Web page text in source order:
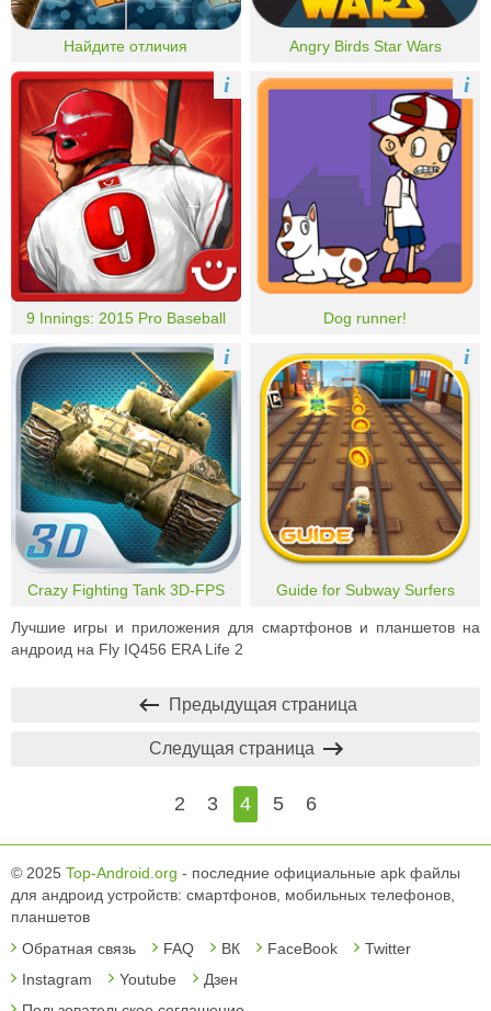
Найдите отличия Angry Birds Star Wars
9 Innings: 2015 Pro Baseball
i
Dog runner!
i
Crazy Fighting Tank 3D-FPS
i
Guide for Subway Surfers
i
Лучшие игры и приложения для смартфонов и планшетов на
андроид на Fly IQ456 ERA Life 2
Предыдущая страница
2 3 4 5 6
Следущая страница
© 2025 Top-Android.org - последние официальные apk файлы
для андроид устройств: смартфонов, мобильных телефонов,
планшетов
Обратная связь
FAQ ВК FaceBook
Twitter
Instagram
Youtube
Дзен